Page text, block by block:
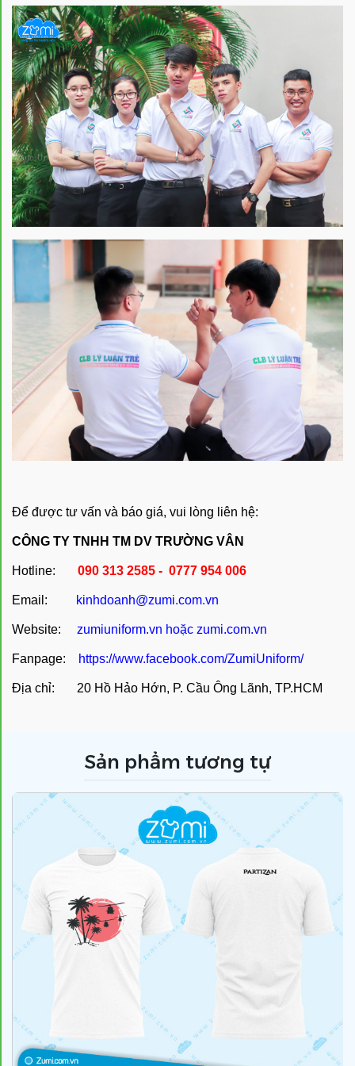
Để được tư vấn và báo giá, vui lòng liên hệ:
CÔNG TY TNHH TM DV TRƯỜNG VÂN
Hotline: 090 313 2585 - 0777 954 006
Email: kinhdoanh@zumi.com.vn
Website: zumiuniform.vn hoặc zumi.com.vn
Fanpage: https://www.facebook.com/ZumiUniform/
Địa chỉ: 20 Hồ Hảo Hớn, P. Cầu Ông Lãnh, TP.HCM
Sản phẩm tương tự